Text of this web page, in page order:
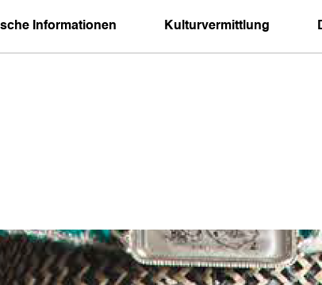
Informationen Kulturvermittlung